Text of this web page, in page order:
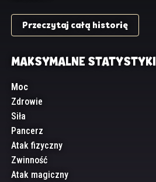
Przeczytaj całą historię
MAKSYMALNE STATYSTYKI
Moc
Zdrowie
Siła
Pancerz
Atak fizyczny
Zwinność
Atak magiczny